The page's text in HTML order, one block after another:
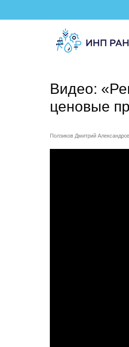
Видео:
ценовые
Ползиков Дмитрий